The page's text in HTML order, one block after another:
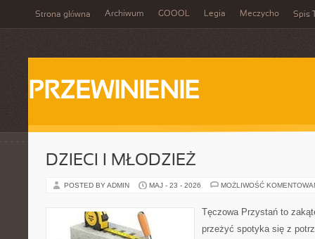
Strona główna Archiwum GOOOL Legia Meczycho Spis
PRZEWINIENIE
DZIECI I MŁODZIEŻ
POSTED BY ADMIN MAJ - 23 - 2026 MOŻLIWOŚĆ
Tęczowa Przystań to
przeżyć spotyka się z